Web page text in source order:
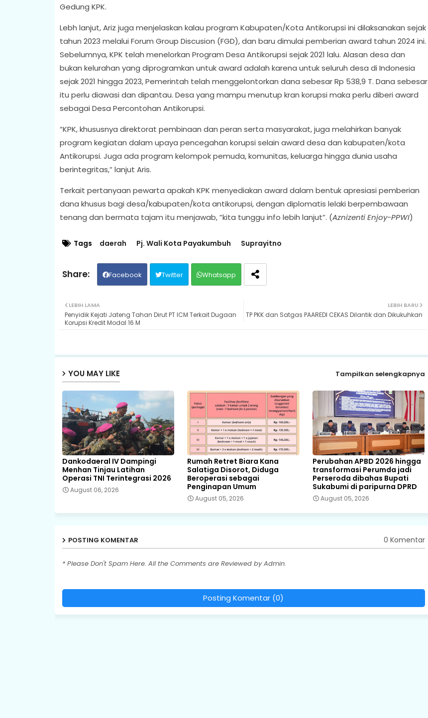
Gedung KPK.
Lebh lanjut, Ariz juga menjelaskan kalau program Kabupaten/Kota Antikorupsi ini dilaksanakan sejak
tahun 2023 melalui Forum Group Discusion (FGD), dan baru dimulai pemberian award tahun 2024 ini.
Sebelumnya, KPK telah menelorkan Program Desa Antikorupsi sejak 2021 lalu. Alasan desa dan
bukan kelurahan yang diprogramkan untuk award adalah karena untuk seluruh desa di Indonesia
sejak 2021 hingga 2023, Pemerintah telah menggelontorkan dana sebesar Rp 538,9 T. Dana sebesar
itu perlu diawasi dan dipantau. Desa yang mampu menutup kran korupsi maka perlu diberi award
sebagai Desa Percontohan Antikorupsi.
“KPK, khususnya direktorat pembinaan dan peran serta masyarakat, juga melahirkan banyak
program kegiatan dalam upaya pencegahan korupsi selain award desa dan kabupaten/kota
Antikorupsi. Juga ada program kelompok pemuda, komunitas, keluarga hingga dunia usaha
berintegritas,” lanjut Aris.
Terkait pertanyaan pewarta apakah KPK menyediakan award dalam bentuk apresiasi pemberian
dana khusus bagi desa/kabupaten/kota antikorupsi, dengan diplomatis lelaki berpembawaan
tenang dan bermata tajam itu menjawab, ”kita tunggu info lebih lanjut”. (Aznizenti Enjoy-PPWI)
Tags daerah Pj. Wali Kota Payakumbuh Suprayitno
Facebook Twitter Whatsapp
LEBIH BARU
TP PKK dan Satgas PAAREDI CEKAS Dilantik dan Dikukuhkan
LEBIH LAMA
Penyidik Kejati Jateng Tahan Dirut PT ICM Terkait Dugaan
Korupsi Kredit Modal 16 M
YOU MAY LIKE Tampilkan selengkapnya
Dankodaeral IV Dampingi
Menhan Tinjau Latihan
Operasi TNI Terintegrasi 2026
August 06, 2026
Rumah Retret Biara Kana
Salatiga Disorot, Diduga
Beroperasi sebagai
Penginapan Umum
August 05, 2026
Perubahan APBD 2026 hingga
transformasi Perumda jadi
Perseroda dibahas Bupati
Sukabumi di paripurna DPRD
August 05, 2026
POSTING KOMENTAR 0 Komentar
* Please Don't Spam Here. All the Comments are Reviewed by Admin.
Posting Komentar (0)